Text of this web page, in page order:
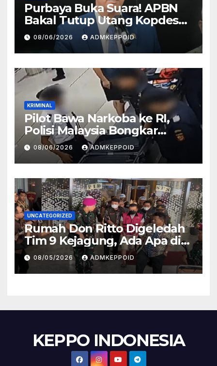
Purbaya Buka Suara! APBN
Bakal Tutup Utang Kopdes
Rp 240 Triliun, Cicilan Rp 40
Triliun per Tahun
08/06/2026 ADMKEPPOID
KRIMINAL
Pilot Bawa Narkoba ke RI,
Polisi Malaysia Bongkar
Sosok Pemasok di Balik
Kasus Ini
08/06/2026 ADMKEPPOID
UNCATEGORIZED
Rumah Don Ritto Digeledah
Tim 9 Kejagung, Ada Apa di
Balik Kasus TPPU Febrie?
08/05/2026 ADMKEPPOID
KEPPO INDONESIA